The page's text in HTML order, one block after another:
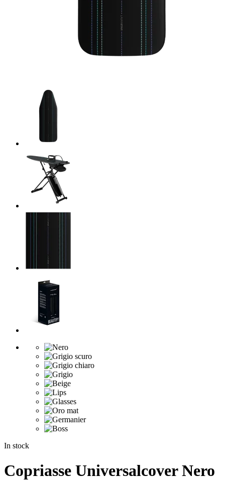
In stock
Copriasse Universalcover Nero